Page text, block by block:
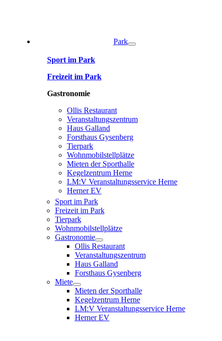
Park
Sport im Park
Freizeit im Park
Gastronomie
Ollis Restaurant
Veranstaltungszentrum
Haus Galland
Forsthaus Gysenberg
Tierpark
Wohnmobilstellplätze
Mieten der Sporthalle
Kegelzentrum Herne
LM:V Veranstaltungsservice Herne
Herner EV
Sport im Park
Freizeit im Park
Tierpark
Wohnmobilstellplätze
Gastronomie
Ollis Restaurant
Veranstaltungszentrum
Haus Galland
Forsthaus Gysenberg
Miete
Mieten der Sporthalle
Kegelzentrum Herne
LM:V Veranstaltungsservice Herne
Herner EV